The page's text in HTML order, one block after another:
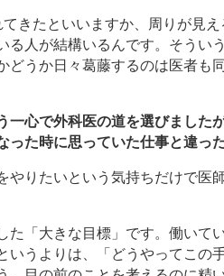
きたといいますか、周りが見
人が結構いるんです。そうい
うか日々葛藤するのは医者
心で外科医の道を選びました
た時に思っていた仕事と違っ
やりたいという気持ちだけで
「大きな目標」です。働い
いうよりは、「どうやってこ